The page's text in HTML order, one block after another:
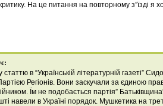
На це питання на повторному з”їзді я
в “Українській літературній газеті”
Регіонів. Вони заскучали за єдиною
Їм не подобається партія”
навели в Україні порядок. Мушкетика на